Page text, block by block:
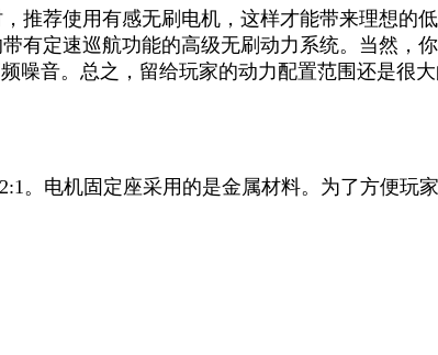
推荐使用有感无刷电机，这样才能带来理想的
有定速巡航功能的高级无刷动力系统。当然，
音。总之，留给玩家的动力配置范围还是很
。电机固定座采用的是金属材料。为了方便玩